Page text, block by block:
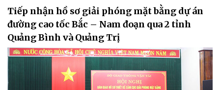
Tiếp nhận hồ sơ giải phóng mặt bằng dự án
đường cao tốc Bắc – Nam đoạn qua 2 tỉnh
Quảng Bình và Quảng Trị